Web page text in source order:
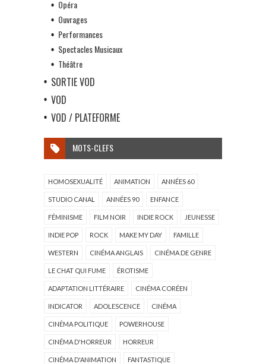
Opéra
Ouvrages
Performances
Spectacles Musicaux
Théâtre
SORTIE VOD
VOD
VOD / PLATEFORME
MOTS-CLEFS
HOMOSEXUALITÉ ANIMATION ANNÉES 60
STUDIO CANAL ANNÉES 90 ENFANCE
FÉMINISME FILM NOIR INDIE ROCK JEUNESSE
INDIE POP ROCK MAKE MY DAY FAMILLE
WESTERN CINÉMA ANGLAIS CINÉMA DE GENRE
LE CHAT QUI FUME ÉROTISME
ADAPTATION LITTÉRAIRE CINÉMA CORÉEN
INDICATOR ADOLESCENCE CINÉMA
CINÉMA POLITIQUE POWERHOUSE
CINÉMA D'HORREUR HORREUR
CINÉMA D'ANIMATION FANTASTIQUE